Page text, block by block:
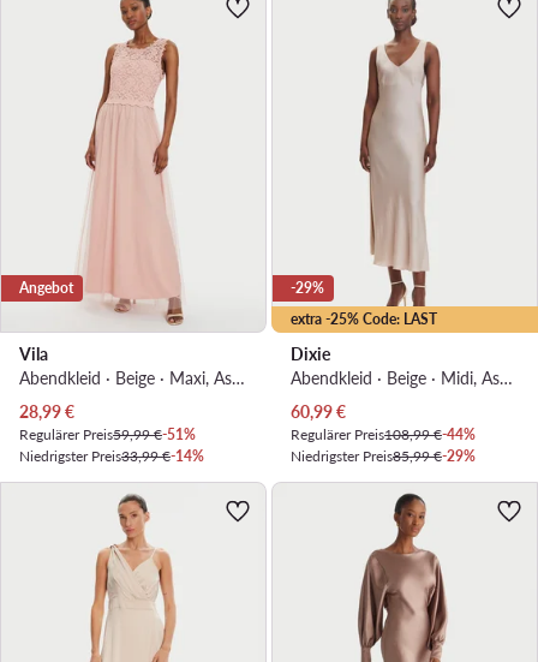
Angebot
Vila
Abendkleid · Beige · Maxi, Asymmetrisch
Aktueller Preis
28,99€
Regulärer Preis59,99 €-51%
Niedrigster Preis33,99 €-14%
extra -25% Code: LAST
-29%
Dixie
Abendkleid · Beige · Midi, Asymmetrisch
Aktueller Preis
60,99€
Regulärer Preis108,99 €-44%
Niedrigster Preis85,99 €-29%